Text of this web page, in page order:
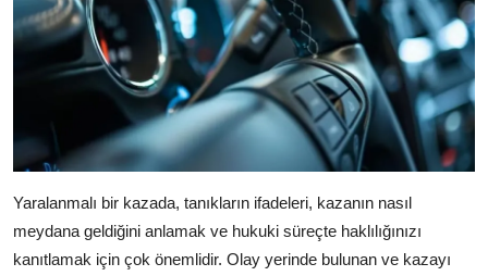
Yaralanmalı bir kazada, tanıkların ifadeleri, kazanın nasıl
meydana geldiğini anlamak ve hukuki süreçte haklılığınızı
kanıtlamak için çok önemlidir. Olay yerinde bulunan ve kazayı